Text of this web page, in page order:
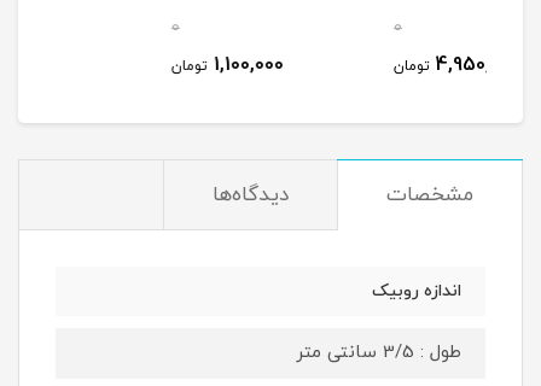
1,100,000
مشخصات دیدگاه‌ها
اندازه روبیک
طول : 3/5 سانتی متر